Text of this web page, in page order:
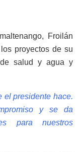
Froilán
proyectos de su
salud y agua y
el presidente hace.
y se da
para nuestros